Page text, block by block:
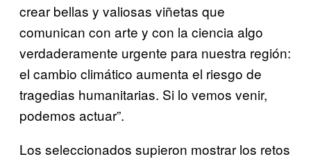
crear bellas y valiosas viñetas que
comunican con arte y con la ciencia algo
verdaderamente urgente para nuestra región:
el cambio climático aumenta el riesgo de
tragedias humanitarias. Si lo vemos venir,
podemos actuar”.
Los seleccionados supieron mostrar los retos